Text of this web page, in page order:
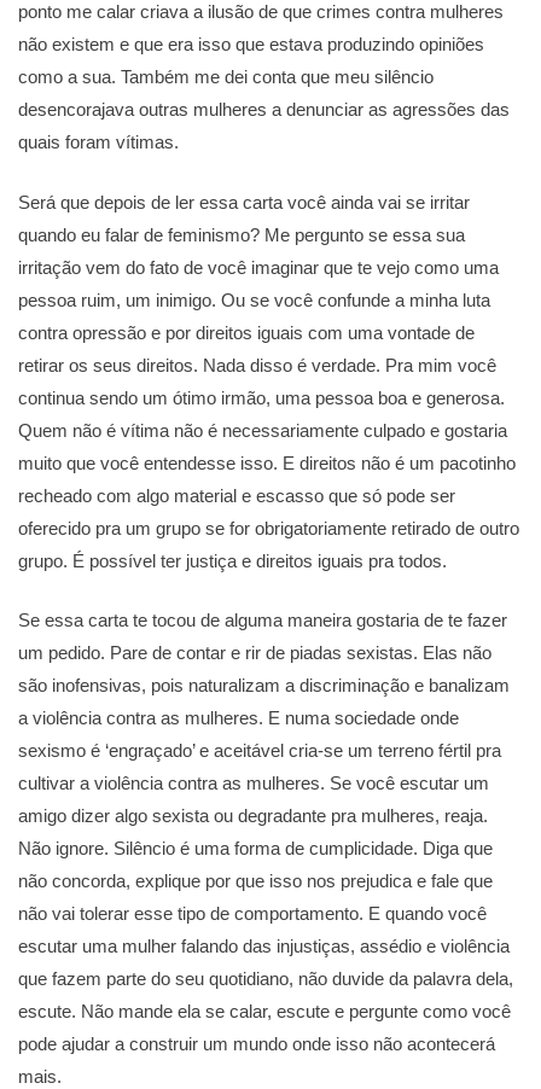
ponto me calar criava a ilusão de que crimes contra mulheres
não existem e que era isso que estava produzindo opiniões
como a sua. Também me dei conta que meu silêncio
desencorajava outras mulheres a denunciar as agressões das
quais foram vítimas.
Será que depois de ler essa carta você ainda vai se irritar
quando eu falar de feminismo? Me pergunto se essa sua
irritação vem do fato de você imaginar que te vejo como uma
pessoa ruim, um inimigo. Ou se você confunde a minha luta
contra opressão e por direitos iguais com uma vontade de
retirar os seus direitos. Nada disso é verdade. Pra mim você
continua sendo um ótimo irmão, uma pessoa boa e generosa.
Quem não é vítima não é necessariamente culpado e gostaria
muito que você entendesse isso. E direitos não é um pacotinho
recheado com algo material e escasso que só pode ser
oferecido pra um grupo se for obrigatoriamente retirado de outro
grupo. É possível ter justiça e direitos iguais pra todos.
Se essa carta te tocou de alguma maneira gostaria de te fazer
um pedido. Pare de contar e rir de piadas sexistas. Elas não
são inofensivas, pois naturalizam a discriminação e banalizam
a violência contra as mulheres. E numa sociedade onde
sexismo é ‘engraçado’ e aceitável cria-se um terreno fértil pra
cultivar a violência contra as mulheres. Se você escutar um
amigo dizer algo sexista ou degradante pra mulheres, reaja.
Não ignore. Silêncio é uma forma de cumplicidade. Diga que
não concorda, explique por que isso nos prejudica e fale que
não vai tolerar esse tipo de comportamento. E quando você
escutar uma mulher falando das injustiças, assédio e violência
que fazem parte do seu quotidiano, não duvide da palavra dela,
escute. Não mande ela se calar, escute e pergunte como você
pode ajudar a construir um mundo onde isso não acontecerá
mais.